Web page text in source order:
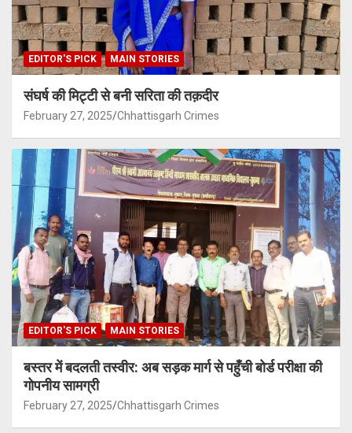
EDITOR'S PICK MAIN STORIES
संघर्ष की मिट्टी से बनी सरिता की तक़दीर
February 27, 2025 Chhattisgarh Crimes
EDITOR'S PICK MAIN STORIES
बस्तर में बदलती तस्वीर: अब सड़क मार्ग से पहुँची बोर्ड परीक्षा की
गोपनीय सामग्री
February 27, 2025 Chhattisgarh Crimes